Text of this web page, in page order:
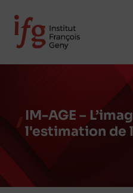
contenu
IM-AGE –
l'estimation de